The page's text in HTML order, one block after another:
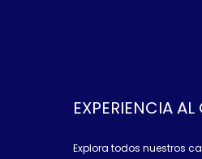
EXPERIENCIA AL
Explora todos nuestros